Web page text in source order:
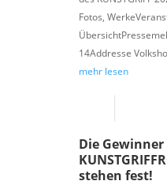
Fotos,
14Addresse
mehr lesen
Die Gewinner
stehen fest!